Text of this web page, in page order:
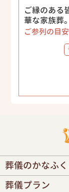
ご縁のある
華な家族葬。
ご参列の目安
葬儀のかなふ
葬儀プラン